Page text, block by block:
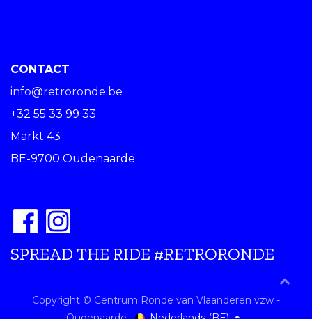
CONTACT
info@retroronde.be
+32 55 33 99 33
Markt 43
BE-9700 Oudenaarde
SPREAD THE RIDE #RETRORONDE
Copyright © Centrum Ronde van Vlaanderen vzw -